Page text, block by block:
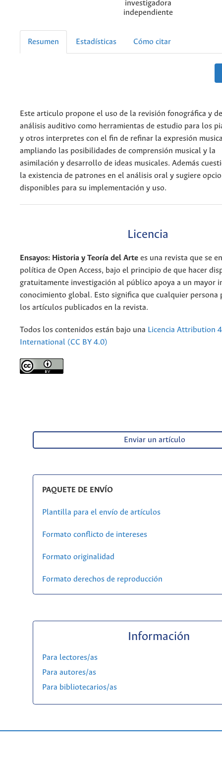
investigadora
independiente
Resumen Estadísticas Cómo citar
Este articulo propone el uso de la revisión fonográfica y
análisis auditivo como herramientas de estudio para los
y otros interpretes con el fin de refinar la expresión
ampliando las posibilidades de comprensión musical y la
asimilación y desarrollo de ideas musicales. Además
la existencia de patrones en el análisis oral y sugiere
disponibles para su implementación y uso.
Licencia
Ensayos: Historia y Teoría del Arte es una revista que se
política de Open Access, bajo el principio de que hacer
gratuitamente investigación al público apoya a un mayor
conocimiento global. Esto significa que cualquier persona
los artículos publicados en la revista.
Todos los contenidos están bajo una Licencia Attribution
International (CC BY 4.0)
Enviar un artículo
PAQUETE DE ENVÍO
Plantilla para el envío de artículos
Formato conflicto de intereses
Formato originalidad
Formato derechos de reproducción
Información
Para lectores/as
Para autores/as
Para bibliotecarios/as